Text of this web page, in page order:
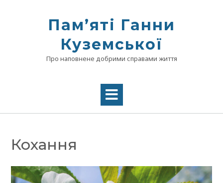
Памʼяті Ганни
Куземської
Про наповнене добрими справами життя
Кохання